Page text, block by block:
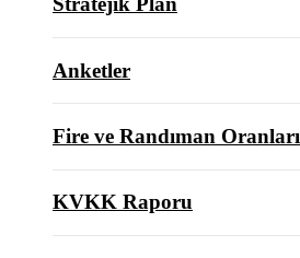
Anketler
Fire ve Randıman Oranları
KVKK Raporu